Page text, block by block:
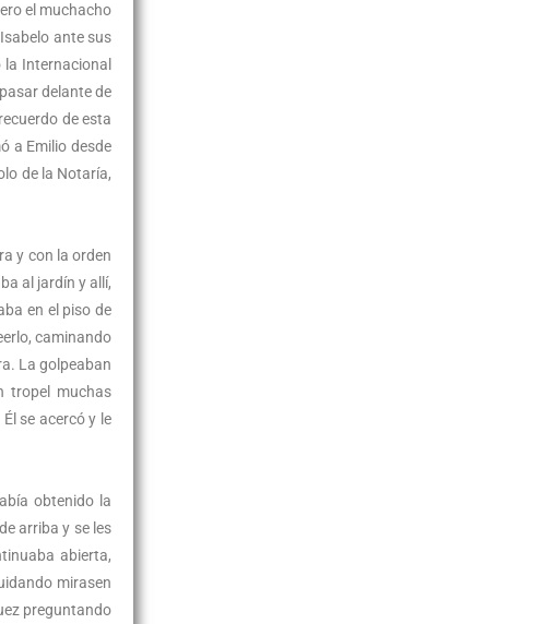
el muchacho
ante sus
Internacional
delante de
de esta
a Emilio desde
de la Notaría,
y con la orden
al jardín y allí,
en el piso de
caminando
La golpeaban
tropel muchas
se acercó y le
obtenido la
arriba y se les
abierta,
mirasen
preguntando